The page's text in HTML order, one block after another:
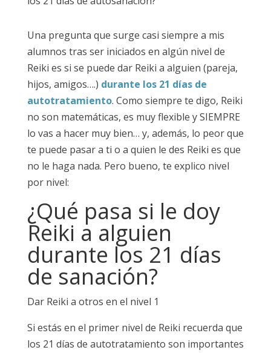
Una pregunta que surge casi siempre a mis
alumnos tras ser iniciados en algún nivel de
Reiki es si se puede dar Reiki a alguien (pareja,
hijos, amigos….) durante los 21 días de
autotratamiento. Como siempre te digo, Reiki
no son matemáticas, es muy flexible y SIEMPRE
lo vas a hacer muy bien… y, además, lo peor que
te puede pasar a ti o a quien le des Reiki es que
no le haga nada. Pero bueno, te explico nivel
por nivel:
¿Qué pasa si le doy
Reiki a alguien
durante los 21 días
de sanación?
Dar Reiki a otros en el nivel 1
Si estás en el primer nivel de Reiki recuerda que
los 21 días de autotratamiento son importantes